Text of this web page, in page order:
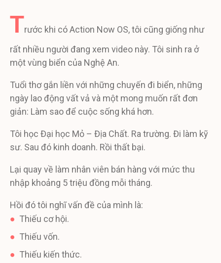
Trước khi có Action Now OS, tôi cũng giống như
rất nhiều người đang xem video này. Tôi sinh ra ở
một vùng biển của Nghệ An.
Tuổi thơ gắn liền với những chuyến đi biển, những
ngày lao động vất vả và một mong muốn rất đơn
giản: Làm sao để cuộc sống khá hơn.
Tôi học Đại học Mỏ – Địa Chất. Ra trường. Đi làm kỹ
sư. Sau đó kinh doanh. Rồi thất bại.
Lại quay về làm nhân viên bán hàng với mức thu
nhập khoảng 5 triệu đồng mỗi tháng.
Hồi đó tôi nghĩ vấn đề của mình là:
● Thiếu cơ hội.
● Thiếu vốn.
● Thiếu kiến thức.